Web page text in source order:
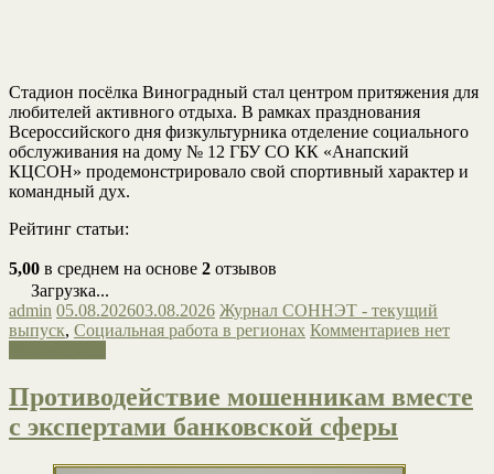
Стадион посёлка Виноградный стал центром притяжения для
любителей активного отдыха. В рамках празднования
Всероссийского дня физкультурника отделение социального
обслуживания на дому № 12 ГБУ СО КК «Анапский
КЦСОН» продемонстрировало свой спортивный характер и
командный дух.
Рейтинг статьи:
5,00 в среднем на основе 2 отзывов
Загрузка...
admin 05.08.202603.08.2026 Журнал СОННЭТ - текущий
выпуск, Социальная работа в регионах Комментариев нет
Противодействие мошенникам вместе
с экспертами банковской сферы